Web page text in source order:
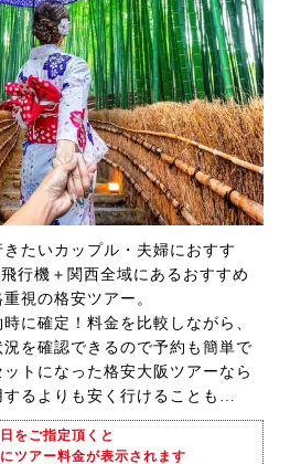
たいカップル・夫婦におすす
行機＋関西全域にあるおすすめ
視の格安ツアー。
に確定！料金を比較しながら、
を確認できるので予約も簡単で
トになった格安大阪ツアーなら
るよりも安く行けることも…
をご指定頂くと
ツアー料金が表示されます